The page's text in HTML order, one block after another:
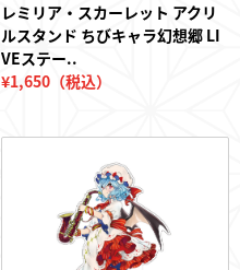
レミリア・スカーレット アクリ
ルスタンド ちびキャラ幻想郷 LI
VEステー..
¥1,650（税込）